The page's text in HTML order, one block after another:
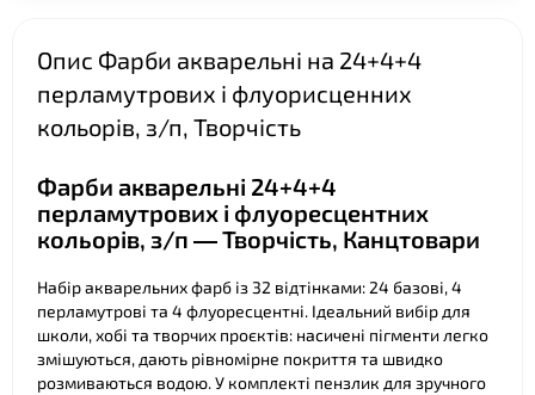
Опис Фарби акварельні на 24+4+4
перламутрових і флуорисценних
кольорів, з/п, Творчість
Фарби акварельні 24+4+4
перламутрових і флуоресцентних
кольорів, з/п — Творчість, Канцтовари
Набір акварельних фарб із 32 відтінками: 24 базові, 4
перламутрові та 4 флуоресцентні. Ідеальний вибір для
школи, хобі та творчих проєктів: насичені пігменти легко
змішуються, дають рівномірне покриття та швидко
розмиваються водою. У комплекті пензлик для зручного